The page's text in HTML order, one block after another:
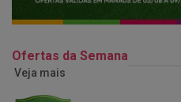
Ofertas da Semana
Veja mais